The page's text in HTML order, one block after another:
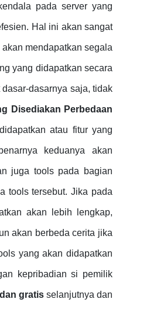
pada server yang
Hal ini akan sangat
mendapatkan segala
yang didapatkan secara
dasarnya saja, tidak
Disediakan Perbedaan
atau fitur yang
keduanya akan
juga tools pada bagian
tools tersebut. Jika pada
akan lebih lengkap,
akan berbeda cerita jika
yang akan didapatkan
kepribadian si pemilik
gratis selanjutnya dan